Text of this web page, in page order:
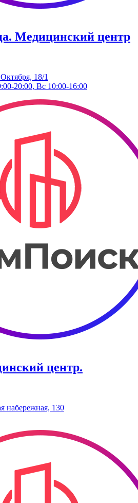
Медицинский центр
18/1
20:00, Вс 10:00-16:00
центр.
набережная, 130